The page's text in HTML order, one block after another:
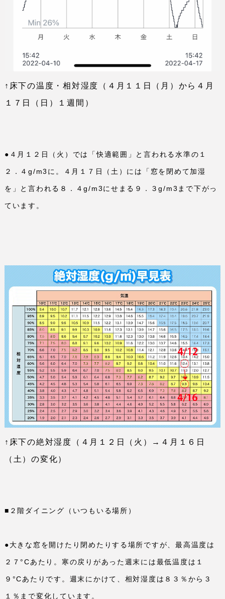
↑床下の温度・相対湿度（４月１１日（月）から４月
１７日（日）１週間）
●４月１２日（火）では「快適範囲」と言われる水準の１
２．４g/m3 に。４月１７日（土）には「窓を閉めて加湿
を」と言われる８．４g/m3にせまる９．３g/m3 まで下がっ
ています。
↑床下の絶対湿度（４月１２日（火）→４月１６日
（土）の変化）
■２階ダイニング（いつもいる場所）
●大きな窓を開けたり閉めたりする場所ですが、最高温度は
２７°Cあたり。寒の戻りがあった週末には最低温度は１
９°Cあたりです。週末にかけて、相対湿度は８３％から３
１％まで変化しています。